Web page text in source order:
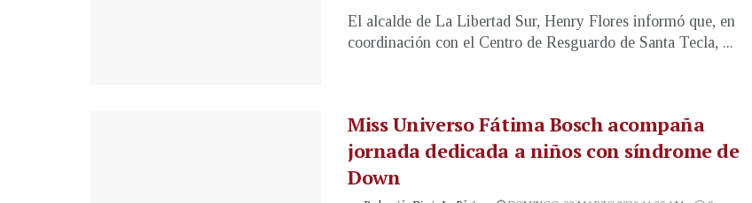
El alcalde de La Libertad Sur, Henry Flores informó que, en
coordinación con el Centro de Resguardo de Santa Tecla, ...
Miss Universo Fátima Bosch acompaña
jornada dedicada a niños con síndrome de
Down